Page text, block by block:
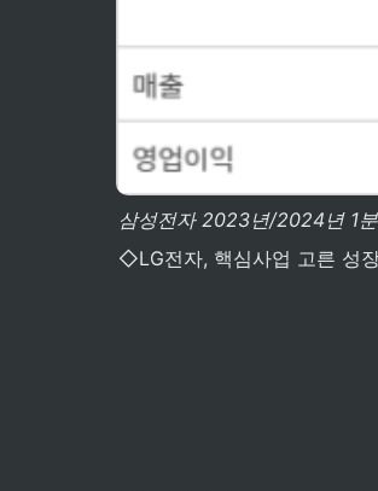
삼성전자 2023년/2024년 1
◇LG전자, 핵심사업 고른 성